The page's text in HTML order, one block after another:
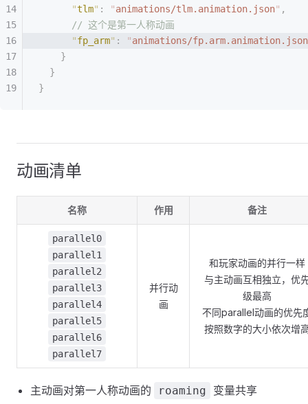
      "
tlm" : "animations/tlm.animation.json" ,
      // 这个是第一人称动画
      "
fp_arm" : "animations/fp.arm.animation.json
    }
  }
}
动画清单
名称 作用 备注
parallel0
parallel1
parallel2
parallel3
parallel4
parallel5
parallel6
parallel7
并行动
画
和玩家动画的并行一样
与主动画互相独立，优
级最高
不同parallel动画的优先
按照数字的大小依次增
主动画对第一人称动画的 roaming
变量共享